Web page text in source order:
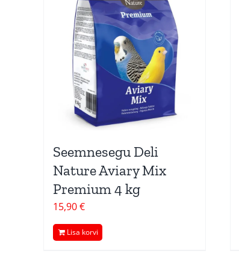
Seemnesegu Deli
Nature Aviary Mix
Premium 4 kg
15,90€
Lisa korvi